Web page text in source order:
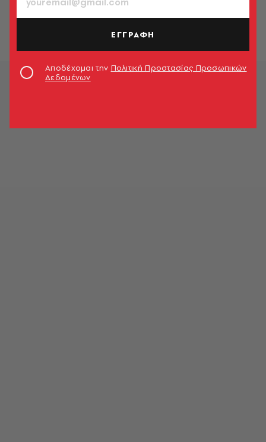
Σώτη Τριανταφύλλου
ΕΓΓΡΑΦΗ
Αποδέχομαι την Πολιτική Προστασίας Προσωπικών
Δεδομένων